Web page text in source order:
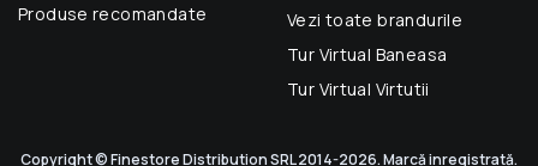
Produse recomandate
Vezi toate brandurile
Tur Virtual Baneasa
Tur Virtual Virtutii
Copyright © Finestore Distribution SRL 2014-2026. Marcă inregistrată.